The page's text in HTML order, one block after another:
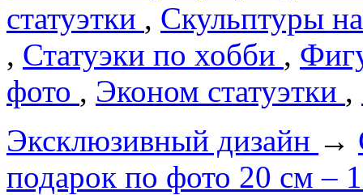
статуэтки , Скульптуры
, Статуэки по хобби ,
фото , Эконом статуэтки ,
Эксклюзивный дизайн →
подарок по фото 20 см –